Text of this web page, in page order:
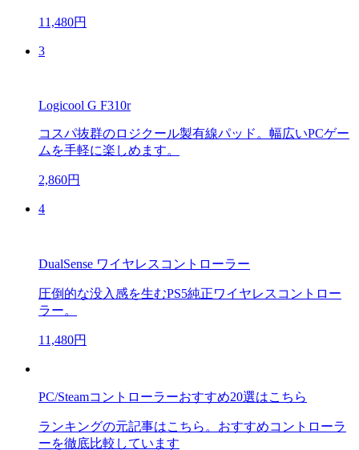
11,480円
3
Logicool G F310r
コスパ抜群のロジクール製有線パッド。幅広いPCゲー
ムを手軽に楽しめます。
2,860円
4
DualSense ワイヤレスコントローラー
圧倒的な没入感を生むPS5純正ワイヤレスコントロー
ラー。
11,480円
PC/Steamコントローラーおすすめ20選はこちら
ランキングの元記事はこちら。おすすめコントローラ
ーを徹底比較しています